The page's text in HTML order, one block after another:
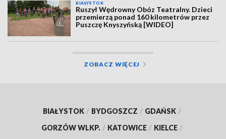
BIAŁYSTOK
Ruszył Wędrowny Obóz Teatralny. Dzieci
przemierzą ponad 160 kilometrów przez
Puszczę Knyszyńską [WIDEO]
ZOBACZ WIĘCEJ
BIAŁYSTOK / BYDGOSZCZ / GDAŃSK /
GORZÓW WLKP. / KATOWICE / KIELCE /